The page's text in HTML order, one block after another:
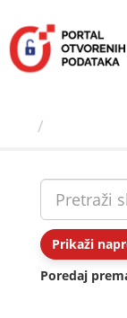
sadržaj
Prikaži
Poredaj